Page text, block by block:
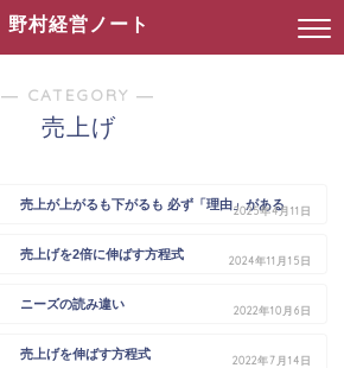
野村経営ノート
― CATEGORY ―
売上げ
売上が上がるも下がるも 必ず「理由」がある
2025年4月11日
売上げを2倍に伸ばす方程式 2024年11月15日
ニーズの読み違い 2022年10月6日
売上げを伸ばす方程式 2022年7月14日